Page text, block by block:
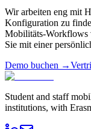
Wir arbeiten eng mit
Konfiguration zu
Mobilitäts-Workflows
Sie mit einer
Demo buchen →
Student and staff
institutions, with